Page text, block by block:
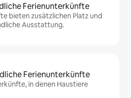
Ferienunterkünfte
bieten zusätzlichen Platz und
Ausstattung.
Ferienunterkünfte
in denen Haustiere